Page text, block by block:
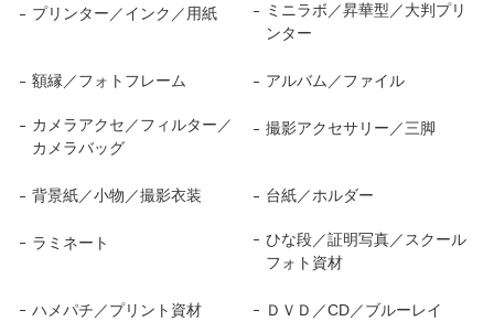
プリンター／インク／用紙
ミニラボ／昇華型／大判プリ
ンター
額縁／フォトフレーム アルバム／ファイル
カメラアクセ／フィルター／
カメラバッグ
撮影アクセサリー／三脚
背景紙／小物／撮影衣装 台紙／ホルダー
ラミネート
ひな段／証明写真／スクール
フォト資材
ハメパチ／プリント資材 ＤＶＤ／CD／ブルーレイ